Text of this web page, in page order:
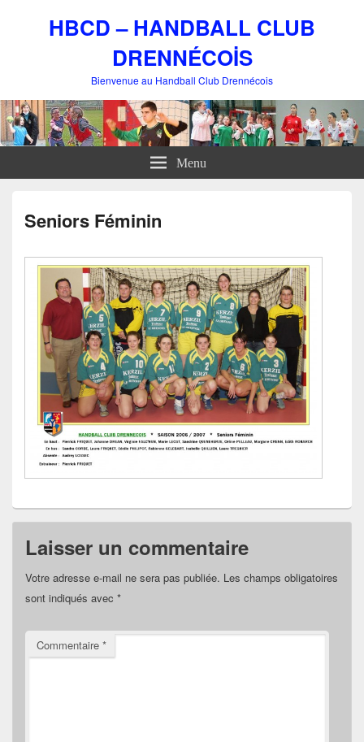
HBCD – HANDBALL CLUB
DRENNÉCOİS
Bienvenue au Handball Club Drennécois
Menu
Seniors Féminin
Laisser un commentaire
Votre adresse e-mail ne sera pas publiée. Les champs obligatoires
sont indiqués avec *
Commentaire *